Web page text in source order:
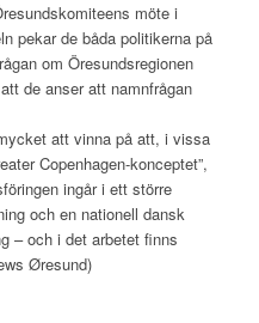
möte i
pekar de båda politikerna på
om Öresundsregionen
de anser att namnfrågan
att vinna på att, i vissa
Copenhagen-konceptet”,
ingår i ett större
och en nationell dansk
– och i det arbetet finns
Øresund)